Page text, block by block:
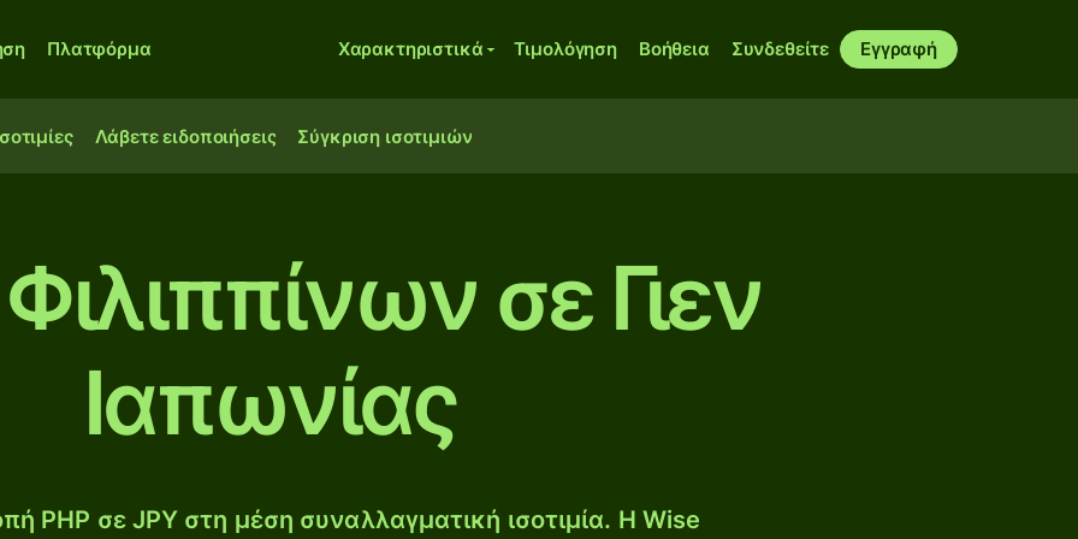
Πλατφόρμα Χαρακτηριστικά Τιμολόγηση Βοήθεια Συνδεθείτε Εγγραφή
Λάβετε ειδοποιήσεις Σύγκριση ισοτιμιών
σε Γιεν
Ιαπωνίας
PHP σε JPY στη μέση συναλλαγματική ισοτιμία. Η Wise